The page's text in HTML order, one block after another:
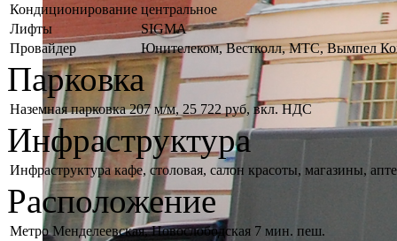
Кондиционирование центральное
Лифты
SIGMA
Провайдер
Юнителеком, Вестколл, МТС, Вымпел
Парковка
Наземная парковка 207 м/м, 25 722 руб, вкл. НДС
Инфраструктура
Инфраструктура кафе, столовая, салон красоты, магазины,
Расположение
Метро Менделеевская, Новослободская 7 мин. пеш.